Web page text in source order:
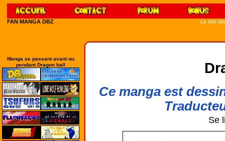
FAN MANGA DBZ Le site
Manga se passant avant ou
pendant Dragon ball
Ce manga est
Se